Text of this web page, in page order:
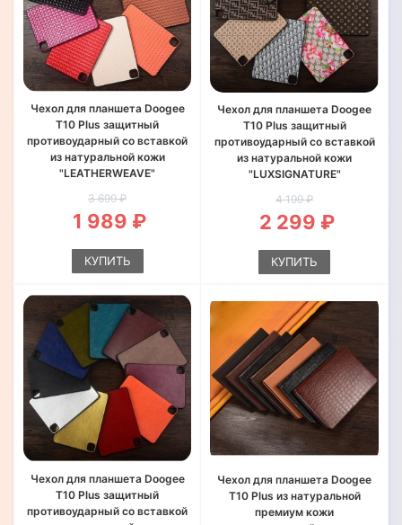
Чехол для планшета Doogee
T10 Plus защитный
противоударный со вставкой
из натуральной кожи
"LEATHERWEAVE"
3 699 ₽
1 989 ₽
КУПИТЬ
Чехол для планшета Doogee
T10 Plus защитный
противоударный со вставкой
из натуральной кожи
"LUXSIGNATURE"
4 199 ₽
2 299 ₽
КУПИТЬ
Чехол для планшета Doogee
T10 Plus защитный
противоударный со вставкой
Чехол для планшета Doogee
T10 Plus из натуральной
премиум кожи